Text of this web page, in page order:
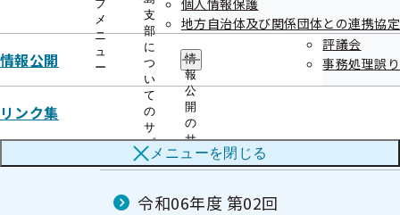
ブ
メ
ニ
ュ
ー
支
部
に
つ
い
て
の
サ
ブ
メ
ー
個人情報保護
地方自治体及び関係団体との連携協定
情報公開
情
報
公
開
の
サ
ブ
メ
ュ
評議会
事務処理誤り
リンク集
メニューを閉じる
令和06年度
令和06年度 第01回
令和06年度 第02回